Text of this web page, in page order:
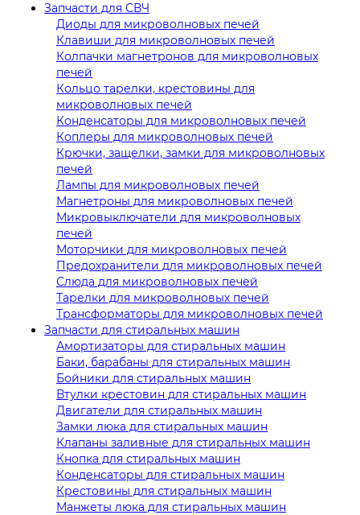
Запчасти для СВЧ
Диоды для микроволновых печей
Клавиши для микроволновых печей
Колпачки магнетронов для микроволновых
печей
Кольцо тарелки, крестовины для
микроволновых печей
Конденсаторы для микроволновых печей
Коплеры для микроволновых печей
Крючки, защелки, замки для микроволновых
печей
Лампы для микроволновых печей
Магнетроны для микроволновых печей
Микровыключатели для микроволновых
печей
Моторчики для микроволновых печей
Предохранители для микроволновых печей
Слюда для микроволновых печей
Тарелки для микроволновых печей
Трансформаторы для микроволновых печей
Запчасти для стиральных машин
Амортизаторы для стиральных машин
Баки, барабаны для стиральных машин
Бойники для стиральных машин
Втулки крестовин для стиральных машин
Двигатели для стиральных машин
Замки люка для стиральных машин
Клапаны заливные для стиральных машин
Кнопка для стиральных машин
Конденсаторы для стиральных машин
Крестовины для стиральных машин
Манжеты люка для стиральных машин